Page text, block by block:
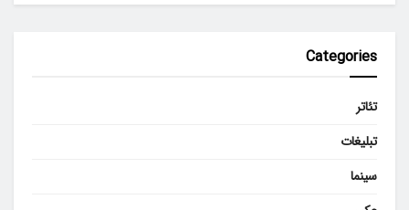
Categories
تئاتر
تبلیغات
سینما